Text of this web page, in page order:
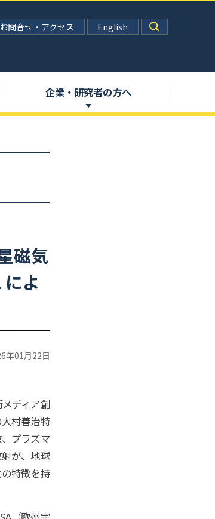
お問合せ・アクセス English
企業・ 研究者の方へ
磁気
によ
年01月22日
ディア創
村善治特
プラズマ
が、地球
特徴を持